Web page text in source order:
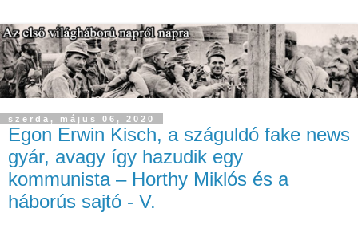
szerda, május 06, 2020
Egon Erwin Kisch, a száguldó fake news
gyár, avagy így hazudik egy
kommunista – Horthy Miklós és a
háborús sajtó - V.